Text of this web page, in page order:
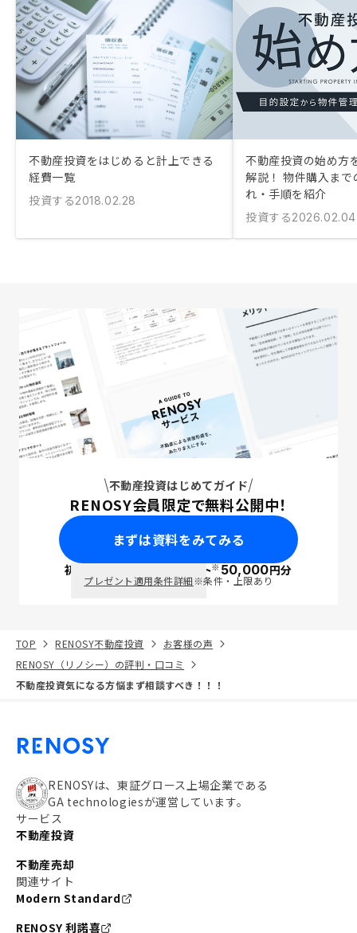
不動産投資をはじめると計上できる
経費一覧
投資する2018.02.28
不動産投資の始め方
解説！ 物件購入まで
れ・手順を紹介
投資する2026.02.04
不動産投資はじめてガイド
RENOSY会員限定で無料公開中！
まずは資料をみてみる
初回面談で ポイント※50,000円分
プレゼント適用条件詳細※条件・上限あり
TOP RENOSY不動産投資
お客様の声
RENOSY（リノシー）の評判・口コミ
不動産投資気になる方悩まず相談すべき！！！
RENOSYは、東証グロース上場企業である
GA technologiesが運営しています。
サービス
不動産投資
不動産売却
関連サイト
Modern Standard
RENOSY 利諾喜